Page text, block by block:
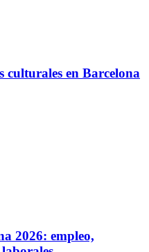
culturales en Barcelona
2026: empleo,